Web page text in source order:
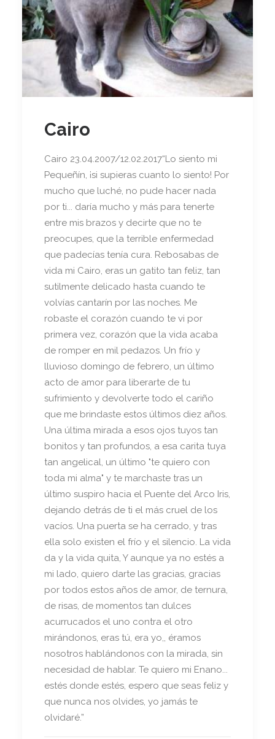
Cairo
Cairo 23.04.2007/12.02.2017“Lo siento mi
Pequeñín, ¡si supieras cuanto lo siento! Por
mucho que luché, no pude hacer nada
por ti... daría mucho y más para tenerte
entre mis brazos y decirte que no te
preocupes, que la terrible enfermedad
que padecías tenía cura. Rebosabas de
vida mi Cairo, eras un gatito tan feliz, tan
sutilmente delicado hasta cuando te
volvías cantarín por las noches. Me
robaste el corazón cuando te vi por
primera vez, corazón que la vida acaba
de romper en mil pedazos. Un frío y
lluvioso domingo de febrero, un último
acto de amor para liberarte de tu
sufrimiento y devolverte todo el cariño
que me brindaste estos últimos diez años.
Una última mirada a esos ojos tuyos tan
bonitos y tan profundos, a esa carita tuya
tan angelical, un último "te quiero con
toda mi alma" y te marchaste tras un
último suspiro hacia el Puente del Arco Iris,
dejando detrás de ti el más cruel de los
vacíos. Una puerta se ha cerrado, y tras
ella solo existen el frío y el silencio. La vida
da y la vida quita, Y aunque ya no estés a
mi lado, quiero darte las gracias, gracias
por todos estos años de amor, de ternura,
de risas, de momentos tan dulces
acurrucados el uno contra el otro
mirándonos, eras tú, era yo,, éramos
nosotros hablándonos con la mirada, sin
necesidad de hablar. Te quiero mi Enano...
estés donde estés, espero que seas feliz y
que nunca nos olvides, yo jamás te
olvidaré.”